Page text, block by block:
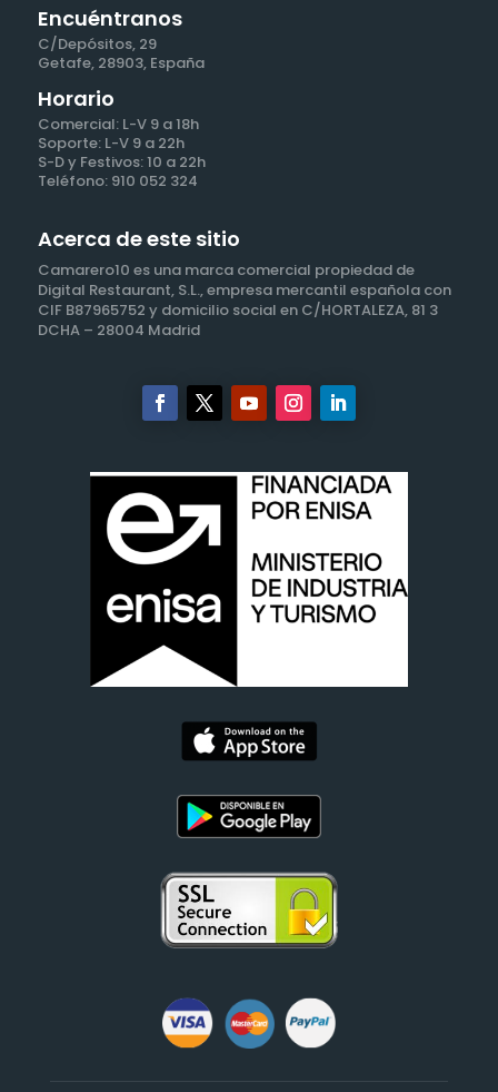
Encuéntranos
C/Depósitos, 29
Getafe, 28903, España
Horario
Comercial: L-V 9 a 18h
Soporte: L-V 9 a 22h
S-D y Festivos: 10 a 22h
Teléfono: 910 052 324
Acerca de este sitio
Camarero10 es una marca comercial propiedad de
Digital Restaurant, S.L., empresa mercantil española con
CIF B87965752 y domicilio social en C/HORTALEZA, 81 3
DCHA – 28004 Madrid